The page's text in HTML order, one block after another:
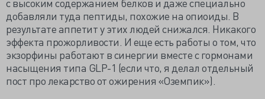
с высоким содержанием белков и даже специально
добавляли туда пептиды, похожие на опиоиды. В
результате аппетит у этих людей снижался. Никакого
эффекта прожорливости. И еще есть работы о том, что
экзорфины работают в синергии вместе с гормонами
насыщения типа GLP-1 (если что, я делал отдельный
пост про лекарство от ожирения «Оземпик»).